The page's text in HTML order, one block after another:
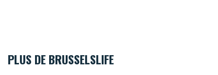
PLUS DE BRUSSELSLIFE